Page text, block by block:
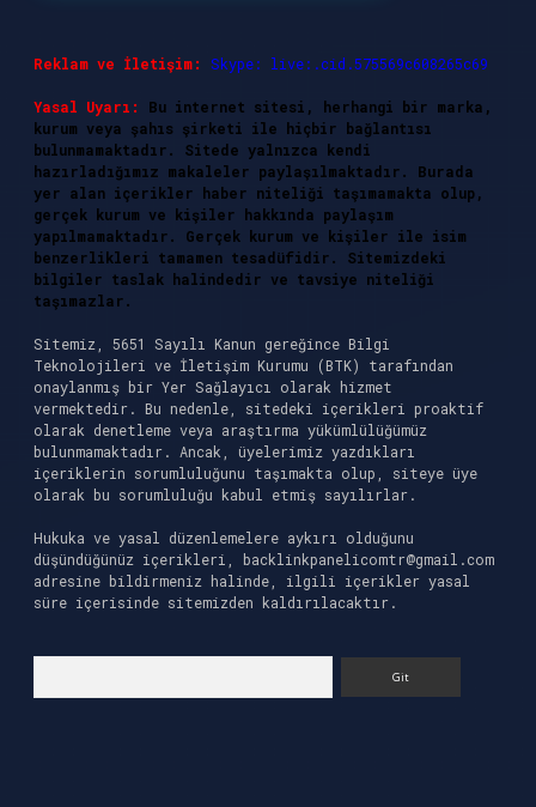
Reklam ve İletişim: Skype: live:.cid.575569c608265c69
Yasal Uyarı:
Bu internet sitesi, herhangi bir marka,
kurum veya şahıs şirketi ile hiçbir bağlantısı
bulunmamaktadır. Sitede yalnızca kendi
hazırladığımız makaleler paylaşılmaktadır. Burada
yer alan içerikler haber niteliği taşımamakta olup,
gerçek kurum ve kişiler hakkında paylaşım
yapılmamaktadır. Gerçek kurum ve kişiler ile isim
benzerlikleri tamamen tesadüfidir. Sitemizdeki
bilgiler taslak halindedir ve tavsiye niteliği
taşımazlar.
Sitemiz, 5651 Sayılı Kanun gereğince Bilgi
Teknolojileri ve İletişim Kurumu (BTK) tarafından
onaylanmış bir Yer Sağlayıcı olarak hizmet
vermektedir. Bu nedenle, sitedeki içerikleri proaktif
olarak denetleme veya araştırma yükümlülüğümüz
bulunmamaktadır. Ancak, üyelerimiz yazdıkları
içeriklerin sorumluluğunu taşımakta olup, siteye üye
olarak bu sorumluluğu kabul etmiş sayılırlar.
Hukuka ve yasal düzenlemelere aykırı olduğunu
düşündüğünüz içerikleri, backlinkpanelicomtr@gmail.com
adresine bildirmeniz halinde, ilgili içerikler yasal
süre içerisinde sitemizden kaldırılacaktır.